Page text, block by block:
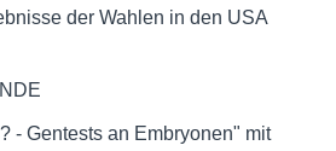
der Wahlen in den USA
- Gentests an Embryonen" mit